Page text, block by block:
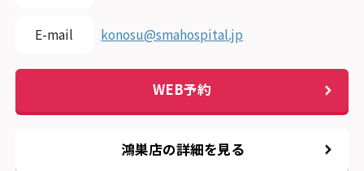
E-mail konosu@smahospital.jp
WEB予約
鴻巣店の詳細を見る